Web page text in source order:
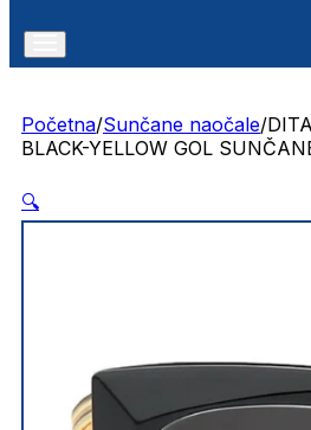
Početna/Sunčane naočale/
BLACK-YELLOW GOL
🔍